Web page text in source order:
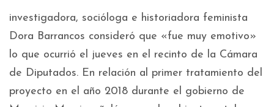
investigadora, socióloga e historiadora feminista
Dora Barrancos consideró que «fue muy emotivo»
lo que ocurrió el jueves en el recinto de la Cámara
de Diputados. En relación al primer tratamiento del
proyecto en el año 2018 durante el gobierno de